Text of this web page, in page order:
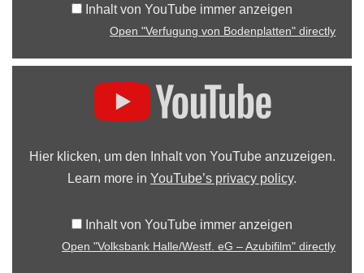
Inhalt von YouTube immer anzeigen
Open "Verfugung von Bodenplatten" directly
Hier klicken, um den Inhalt von YouTube anzuzeigen.
Learn more in YouTube’s privacy policy.
Inhalt von YouTube immer anzeigen
Open "Volksbank Halle/Westf. eG – Azubifilm" directly